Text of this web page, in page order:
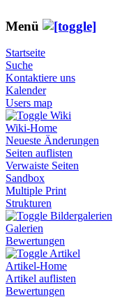
Menü
Startseite
Suche
Kontaktiere uns
Kalender
Users map
Wiki
Wiki-Home
Neueste Änderungen
Seiten auflisten
Verwaiste Seiten
Sandbox
Multiple Print
Strukturen
Bildergalerien
Galerien
Bewertungen
Artikel
Artikel-Home
Artikel auflisten
Bewertungen